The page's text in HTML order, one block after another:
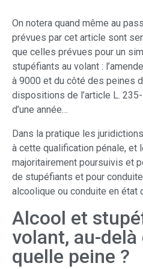
On notera quand même au
prévues par cet article sont
que celles prévues pour un
stupéfiants au volant :
à 9000 et du côté des peines
dispositions de l’article L.
d’une année…
Dans la pratique les
à cette qualification pénale, et
majoritairement poursuivis et
de stupéfiants et pour
alcoolique ou conduite en état
Alcool et
volant, au-
quelle peine ?